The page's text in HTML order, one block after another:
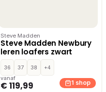
Steve Madden
Steve Madden Newbury
leren loafers zwart
36 37 38
+4
vanaf
€ 119,99 1 shop